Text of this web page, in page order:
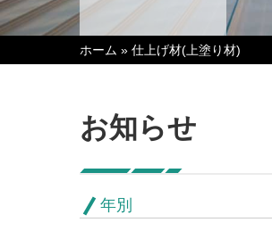
ホーム » 仕上げ材(上塗り材)
お知らせ
年別